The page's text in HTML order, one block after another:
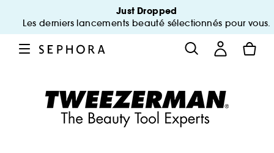
Just Dropped
Les derniers lancements beauté sélectionnés pour vous.